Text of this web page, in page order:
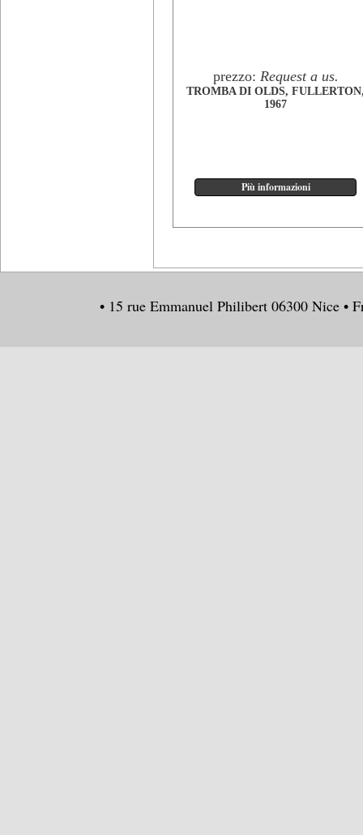
prezzo: Request a us.
TROMBA DI OLDS,
1967
• 15 rue Emmanuel Philibert 06300 Nice •